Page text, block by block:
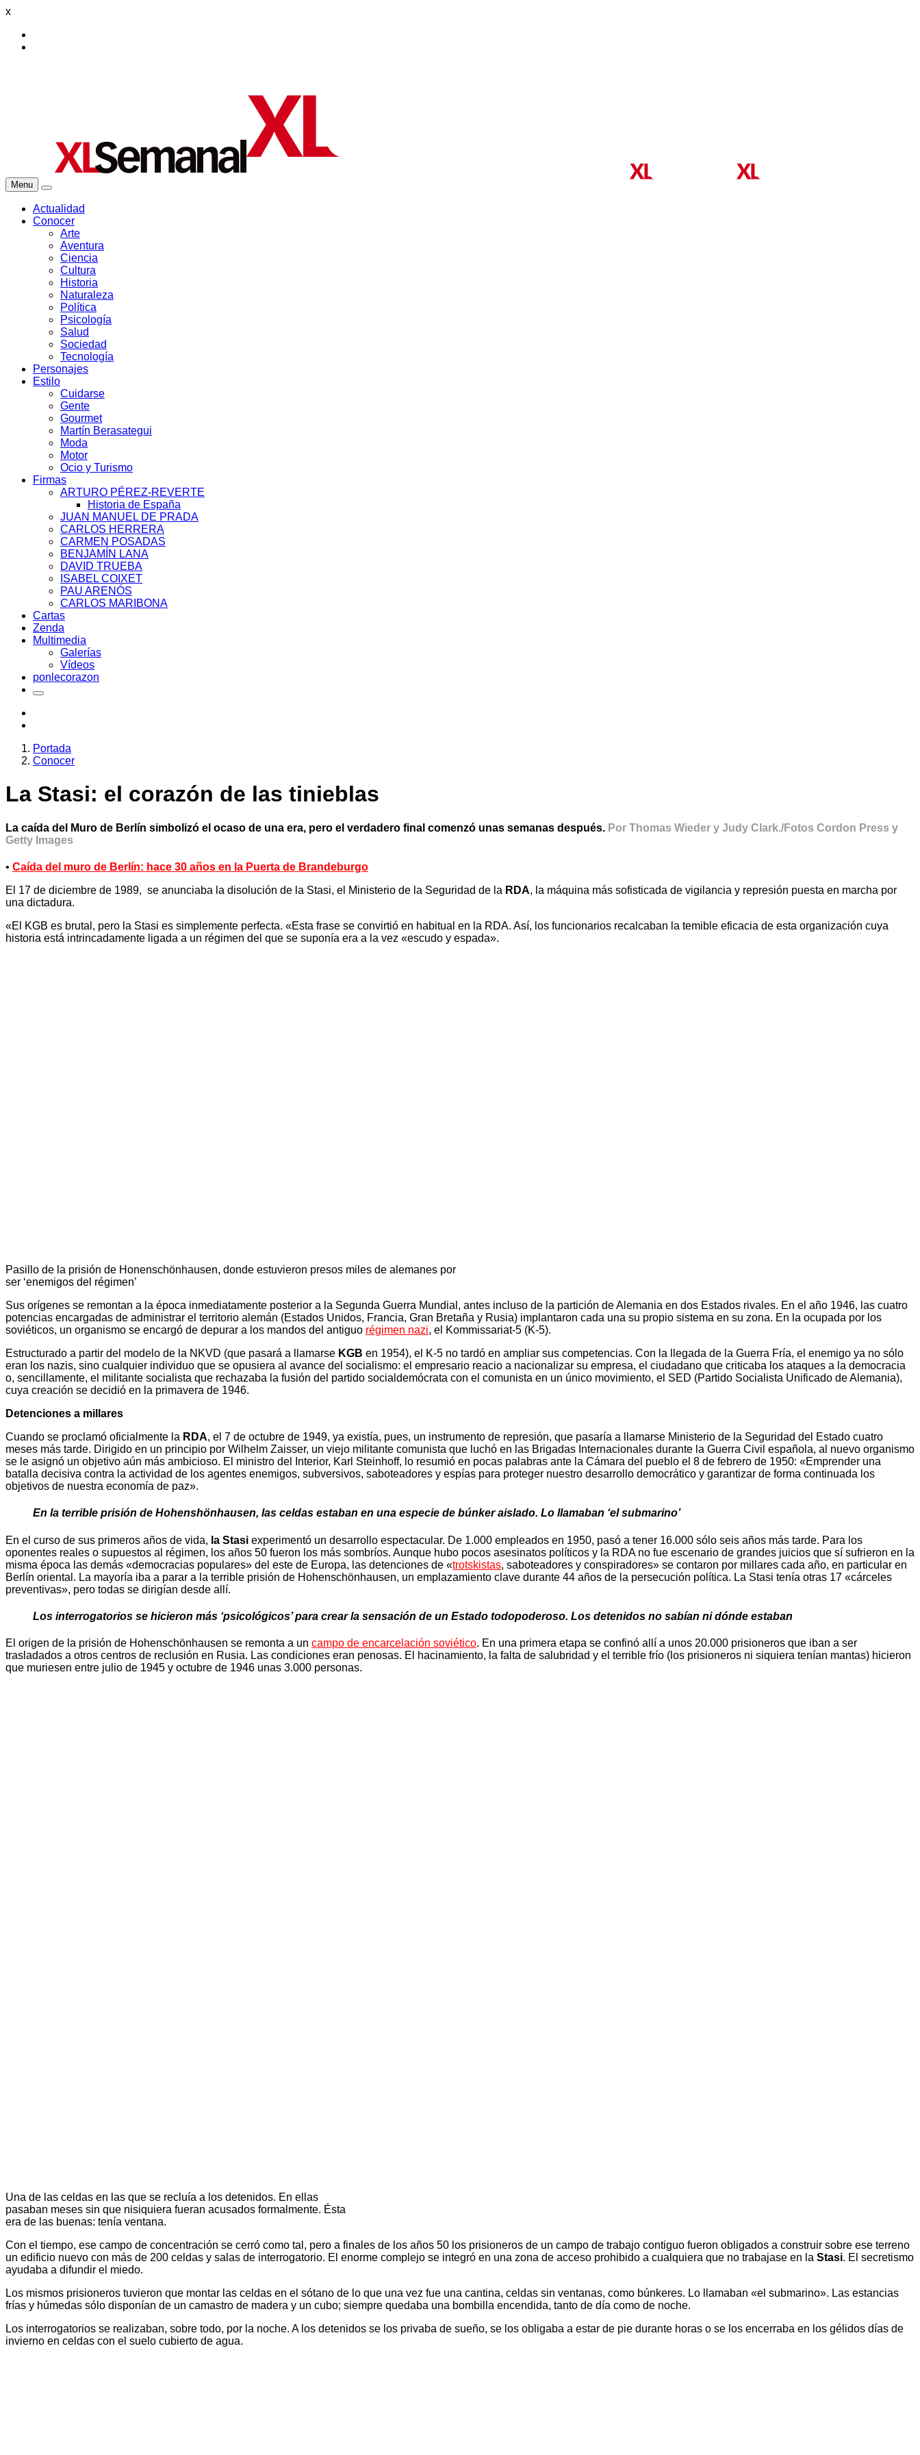
x
Menu
Actualidad
Conocer
Arte
Aventura
Ciencia
Cultura
Historia
Naturaleza
Política
Psicología
Salud
Sociedad
Tecnología
Personajes
Estilo
Cuidarse
Gente
Gourmet
Martín Berasategui
Moda
Motor
Ocio y Turismo
Firmas
ARTURO PÉREZ-REVERTE
Historia de España
JUAN MANUEL DE PRADA
CARLOS HERRERA
CARMEN POSADAS
BENJAMÍN LANA
DAVID TRUEBA
ISABEL COIXET
PAU ARENÓS
CARLOS MARIBONA
Cartas
Zenda
Multimedia
Galerías
Vídeos
ponlecorazon
Portada
Conocer
La Stasi: el corazón de las tinieblas
La caída del Muro de Berlín simbolizó el ocaso de una era, pero el verdadero final comenzó unas semanas después. Por Thomas Wieder y Judy Clark./Fotos Cordon Press y
Getty Images
• Caída del muro de Berlín: hace 30 años en la Puerta de Brandeburgo
El 17 de diciembre de 1989, se anunciaba la disolución de la Stasi, el Ministerio de la Seguridad de la RDA, la máquina más sofisticada de vigilancia y represión puesta en marcha por
una dictadura.
«El KGB es brutal, pero la Stasi es simplemente perfecta. «Esta frase se convirtió en habitual en la RDA. Así, los funcionarios recalcaban la temible eficacia de esta organización cuya
historia está intrincadamente ligada a un régimen del que se suponía era a la vez «escudo y espada».
Pasillo de la prisión de Honenschönhausen, donde estuvieron presos miles de alemanes por
ser ‘enemigos del régimen’
Sus orígenes se remontan a la época inmediatamente posterior a la Segunda Guerra Mundial, antes incluso de la partición de Alemania en dos Estados rivales. En el año 1946, las cuatro
potencias encargadas de administrar el territorio alemán (Estados Unidos, Francia, Gran Bretaña y Rusia) implantaron cada una su propio sistema en su zona. En la ocupada por los
soviéticos, un organismo se encargó de depurar a los mandos del antiguo régimen nazi, el Kommissariat-5 (K-5).
Estructurado a partir del modelo de la NKVD (que pasará a llamarse KGB en 1954), el K-5 no tardó en ampliar sus competencias. Con la llegada de la Guerra Fría, el enemigo ya no sólo
eran los nazis, sino cualquier individuo que se opusiera al avance del socialismo: el empresario reacio a nacionalizar su empresa, el ciudadano que criticaba los ataques a la democracia
o, sencillamente, el militante socialista que rechazaba la fusión del partido socialdemócrata con el comunista en un único movimiento, el SED (Partido Socialista Unificado de Alemania),
cuya creación se decidió en la primavera de 1946.
Detenciones a millares
Cuando se proclamó oficialmente la RDA, el 7 de octubre de 1949, ya existía, pues, un instrumento de represión, que pasaría a llamarse Ministerio de la Seguridad del Estado cuatro
meses más tarde. Dirigido en un principio por Wilhelm Zaisser, un viejo militante comunista que luchó en las Brigadas Internacionales durante la Guerra Civil española, al nuevo organismo
se le asignó un objetivo aún más ambicioso. El ministro del Interior, Karl Steinhoff, lo resumió en pocas palabras ante la Cámara del pueblo el 8 de febrero de 1950: «Emprender una
batalla decisiva contra la actividad de los agentes enemigos, subversivos, saboteadores y espías para proteger nuestro desarrollo democrático y garantizar de forma continuada los
objetivos de nuestra economía de paz».
En la terrible prisión de Hohenshönhausen, las celdas estaban en una especie de búnker aislado. Lo llamaban ‘el submarino’
En el curso de sus primeros años de vida, la Stasi experimentó un desarrollo espectacular. De 1.000 empleados en 1950, pasó a tener 16.000 sólo seis años más tarde. Para los
oponentes reales o supuestos al régimen, los años 50 fueron los más sombríos. Aunque hubo pocos asesinatos políticos y la RDA no fue escenario de grandes juicios que sí sufrieron en la
misma época las demás «democracias populares» del este de Europa, las detenciones de «trotskistas, saboteadores y conspiradores» se contaron por millares cada año, en particular en
Berlín oriental. La mayoría iba a parar a la terrible prisión de Hohenschönhausen, un emplazamiento clave durante 44 años de la persecución política. La Stasi tenía otras 17 «cárceles
preventivas», pero todas se dirigían desde allí.
Los interrogatorios se hicieron más ‘psicológicos’ para crear la sensación de un Estado todopoderoso. Los detenidos no sabían ni dónde estaban
El origen de la prisión de Hohenschönhausen se remonta a un campo de encarcelación soviético. En una primera etapa se confinó allí a unos 20.000 prisioneros que iban a ser
trasladados a otros centros de reclusión en Rusia. Las condiciones eran penosas. El hacinamiento, la falta de salubridad y el terrible frío (los prisioneros ni siquiera tenían mantas) hicieron
que muriesen entre julio de 1945 y octubre de 1946 unas 3.000 personas.
Una de las celdas en las que se recluía a los detenidos. En ellas
pasaban meses sin que nisiquiera fueran acusados formalmente. Ésta
era de las buenas: tenía ventana.
Con el tiempo, ese campo de concentración se cerró como tal, pero a finales de los años 50 los prisioneros de un campo de trabajo contiguo fueron obligados a construir sobre ese terreno
un edificio nuevo con más de 200 celdas y salas de interrogatorio. El enorme complejo se integró en una zona de acceso prohibido a cualquiera que no trabajase en la Stasi. El secretismo
ayudaba a difundir el miedo.
Los mismos prisioneros tuvieron que montar las celdas en el sótano de lo que una vez fue una cantina, celdas sin ventanas, como búnkeres. Lo llamaban «el submarino». Las estancias
frías y húmedas sólo disponían de un camastro de madera y un cubo; siempre quedaba una bombilla encendida, tanto de día como de noche.
Los interrogatorios se realizaban, sobre todo, por la noche. A los detenidos se los privaba de sueño, se los obligaba a estar de pie durante horas o se los encerraba en los gélidos días de
invierno en celdas con el suelo cubierto de agua.